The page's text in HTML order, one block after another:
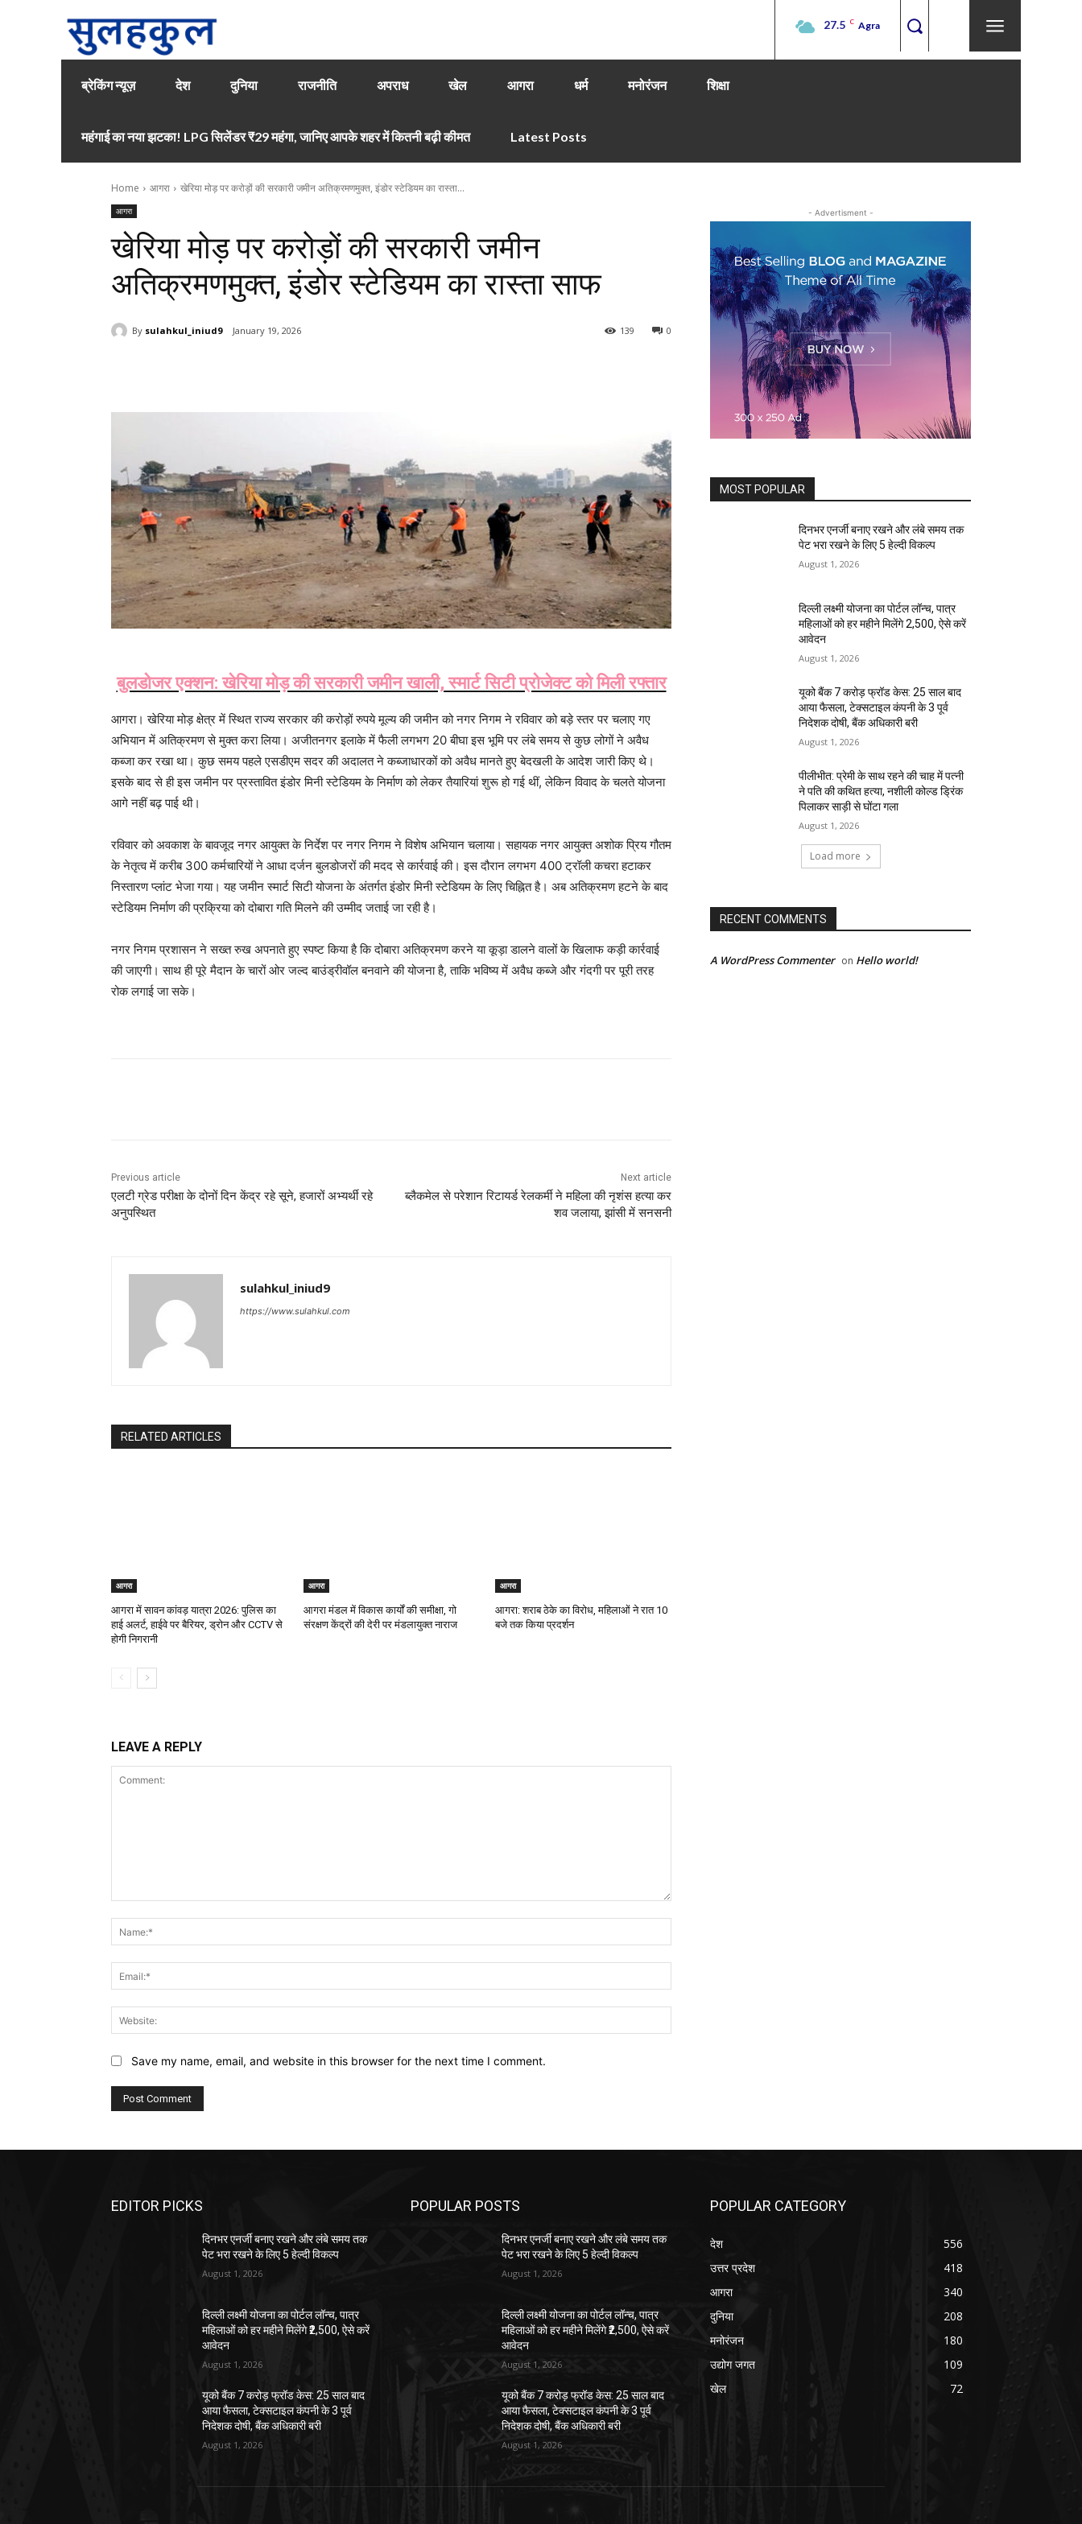
27.5 C Agra
ब्रेकिंग न्यूज़ देश दुनिया राजनीति अपराध खेल आगरा धर्म मनोरंजन शिक्षा
महंगाई का नया झटका! LPG सिलेंडर ₹29 महंगा, जानिए आपके शहर में कितनी बढ़ी कीमत Latest Posts
Home आगरा खेरिया मोड़ पर करोड़ों की सरकारी जमीन अतिक्रमणमुक्त, इंडोर स्टेडियम का रास्ता...
आगरा
खेरिया मोड़ पर करोड़ों की सरकारी जमीन
अतिक्रमणमुक्त, इंडोर स्टेडियम का रास्ता साफ
By sulahkul_iniud9 January 19, 2026 0
139
बुलडोजर एक्शन: खेरिया मोड़ की सरकारी जमीन खाली, स्मार्ट सिटी प्रोजेक्ट को मिली रफ्तार
आगरा। खेरिया मोड़ क्षेत्र में स्थित राज्य सरकार की करोड़ों रुपये मूल्य की जमीन को नगर निगम ने रविवार को बड़े स्तर पर चलाए गए
अभियान में अतिक्रमण से मुक्त करा लिया। अजीतनगर इलाके में फैली लगभग 20 बीघा इस भूमि पर लंबे समय से कुछ लोगों ने अवैध
कब्जा कर रखा था। कुछ समय पहले एसडीएम सदर की अदालत ने कब्जाधारकों को अवैध मानते हुए बेदखली के आदेश जारी किए थे।
इसके बाद से ही इस जमीन पर प्रस्तावित इंडोर मिनी स्टेडियम के निर्माण को लेकर तैयारियां शुरू हो गई थीं, लेकिन विवाद के चलते योजना
आगे नहीं बढ़ पाई थी।
रविवार को अवकाश के बावजूद नगर आयुक्त के निर्देश पर नगर निगम ने विशेष अभियान चलाया। सहायक नगर आयुक्त अशोक प्रिय गौतम
के नेतृत्व में करीब 300 कर्मचारियों ने आधा दर्जन बुलडोजरों की मदद से कार्रवाई की। इस दौरान लगभग 400 ट्रॉली कचरा हटाकर
निस्तारण प्लांट भेजा गया। यह जमीन स्मार्ट सिटी योजना के अंतर्गत इंडोर मिनी स्टेडियम के लिए चिह्नित है। अब अतिक्रमण हटने के बाद
स्टेडियम निर्माण की प्रक्रिया को दोबारा गति मिलने की उम्मीद जताई जा रही है।
नगर निगम प्रशासन ने सख्त रुख अपनाते हुए स्पष्ट किया है कि दोबारा अतिक्रमण करने या कूड़ा डालने वालों के खिलाफ कड़ी कार्रवाई
की जाएगी। साथ ही पूरे मैदान के चारों ओर जल्द बाउंड्रीवॉल बनवाने की योजना है, ताकि भविष्य में अवैध कब्जे और गंदगी पर पूरी तरह
रोक लगाई जा सके।
Previous article
एलटी ग्रेड परीक्षा के दोनों दिन केंद्र रहे सूने, हजारों अभ्यर्थी रहे
अनुपस्थित
Next article
ब्लैकमेल से परेशान रिटायर्ड रेलकर्मी ने महिला की नृशंस हत्या कर
शव जलाया, झांसी में सनसनी
sulahkul_iniud9
https://www.sulahkul.com
RELATED ARTICLES
आगरा
आगरा में सावन कांवड़ यात्रा 2026: पुलिस का
हाई अलर्ट, हाईवे पर बैरियर, ड्रोन और CCTV से
होगी निगरानी
आगरा
आगरा मंडल में विकास कार्यों की समीक्षा, गो
संरक्षण केंद्रों की देरी पर मंडलायुक्त नाराज
आगरा
आगरा: शराब ठेके का विरोध, महिलाओं ने रात 10
बजे तक किया प्रदर्शन
LEAVE A REPLY
Save my name, email, and website in this browser for the next time I comment.
- Advertisment -
MOST POPULAR
दिनभर एनर्जी बनाए रखने और लंबे समय तक
पेट भरा रखने के लिए 5 हेल्दी विकल्प
August 1, 2026
दिल्ली लक्ष्मी योजना का पोर्टल लॉन्च, पात्र
महिलाओं को हर महीने मिलेंगे ₹2,500, ऐसे करें
आवेदन
August 1, 2026
यूको बैंक 7 करोड़ फ्रॉड केस: 25 साल बाद
आया फैसला, टेक्सटाइल कंपनी के 3 पूर्व
निदेशक दोषी, बैंक अधिकारी बरी
August 1, 2026
पीलीभीत: प्रेमी के साथ रहने की चाह में पत्नी
ने पति की कथित हत्या, नशीली कोल्ड ड्रिंक
पिलाकर साड़ी से घोंटा गला
August 1, 2026
Load more
RECENT COMMENTS
A WordPress Commenter on Hello world!
EDITOR PICKS
दिनभर एनर्जी बनाए रखने और लंबे समय तक
पेट भरा रखने के लिए 5 हेल्दी विकल्प
August 1, 2026
दिल्ली लक्ष्मी योजना का पोर्टल लॉन्च, पात्र
महिलाओं को हर महीने मिलेंगे ₹2,500, ऐसे करें
आवेदन
August 1, 2026
यूको बैंक 7 करोड़ फ्रॉड केस: 25 साल बाद
आया फैसला, टेक्सटाइल कंपनी के 3 पूर्व
निदेशक दोषी, बैंक अधिकारी बरी
August 1, 2026
POPULAR POSTS
दिनभर एनर्जी बनाए रखने और लंबे समय तक
पेट भरा रखने के लिए 5 हेल्दी विकल्प
August 1, 2026
दिल्ली लक्ष्मी योजना का पोर्टल लॉन्च, पात्र
महिलाओं को हर महीने मिलेंगे ₹2,500, ऐसे करें
आवेदन
August 1, 2026
यूको बैंक 7 करोड़ फ्रॉड केस: 25 साल बाद
आया फैसला, टेक्सटाइल कंपनी के 3 पूर्व
निदेशक दोषी, बैंक अधिकारी बरी
August 1, 2026
POPULAR CATEGORY
देश
556
उत्तर प्रदेश
418
आगरा
340
दुनिया
208
मनोरंजन
180
उद्योग जगत
109
खेल
72